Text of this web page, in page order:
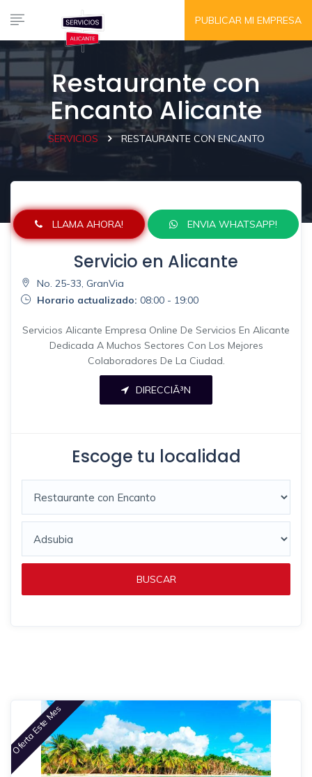
PUBLICAR MI EMPRESA
Restaurante con
Encanto Alicante
SERVICIOS RESTAURANTE CON ENCANTO
LLAMA AHORA! ENVIA WHATSAPP!
Servicio en Alicante
No. 25-33, GranVia
Horario actualizado: 08:00 - 19:00
Servicios Alicante Empresa Online De Servicios En Alicante
Dedicada A Muchos Sectores Con Los Mejores
Colaboradores De La Ciudad.
DIRECCIÃ³N
Escoge tu localidad
BUSCAR
Oferta Este Mes